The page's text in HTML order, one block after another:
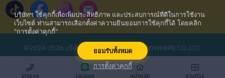
©2024-2026 บริษัท โก เอนี่แวร์ จำกัด | GO ANYWHERE CO.,LTD.
โทรจอง ไลน์จอง หน้าหลัก รวมทัวร์
บริษัทฯ ใช้คุกกี้เพื่อเพิ่มประสิทธิภาพ และประสบการณ์ที่ดีในการใช้งาน
เว็บไซต์ ท่านสามารถเลือกตั้งค่าความยินยอมการใช้คุกกี้ได้ โดยคลิก
"การตั้งค่าคุกกี้"
ยอมรับทั้งหมด
การตั้งค่าคุกกี้